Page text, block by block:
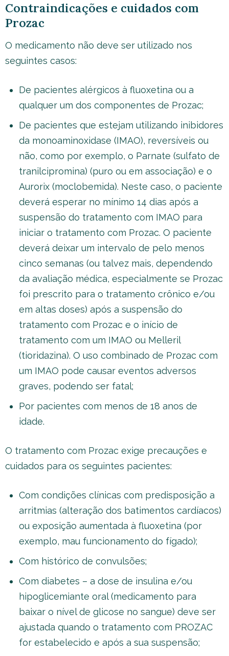
Contraindicações e cuidados com
Prozac
O medicamento não deve ser utilizado nos
seguintes casos:
De pacientes alérgicos à fluoxetina ou a
qualquer um dos componentes de Prozac;
De pacientes que estejam utilizando inibidores
da monoaminoxidase (IMAO), reversíveis ou
não, como por exemplo, o Parnate (sulfato de
tranilcipromina) (puro ou em associação) e o
Aurorix (moclobemida). Neste caso, o paciente
deverá esperar no mínimo 14 dias após a
suspensão do tratamento com IMAO para
iniciar o tratamento com Prozac. O paciente
deverá deixar um intervalo de pelo menos
cinco semanas (ou talvez mais, dependendo
da avaliação médica, especialmente se Prozac
foi prescrito para o tratamento crônico e/ou
em altas doses) após a suspensão do
tratamento com Prozac e o início de
tratamento com um IMAO ou Melleril
(tioridazina). O uso combinado de Prozac com
um IMAO pode causar eventos adversos
graves, podendo ser fatal;
Por pacientes com menos de 18 anos de
idade.
O tratamento com Prozac exige precauções e
cuidados para os seguintes pacientes:
Com condições clínicas com predisposição a
arritmias (alteração dos batimentos cardíacos)
ou exposição aumentada à fluoxetina (por
exemplo, mau funcionamento do fígado);
Com histórico de convulsões;
Com diabetes – a dose de insulina e/ou
hipoglicemiante oral (medicamento para
baixar o nível de glicose no sangue) deve ser
ajustada quando o tratamento com PROZAC
for estabelecido e após a sua suspensão;